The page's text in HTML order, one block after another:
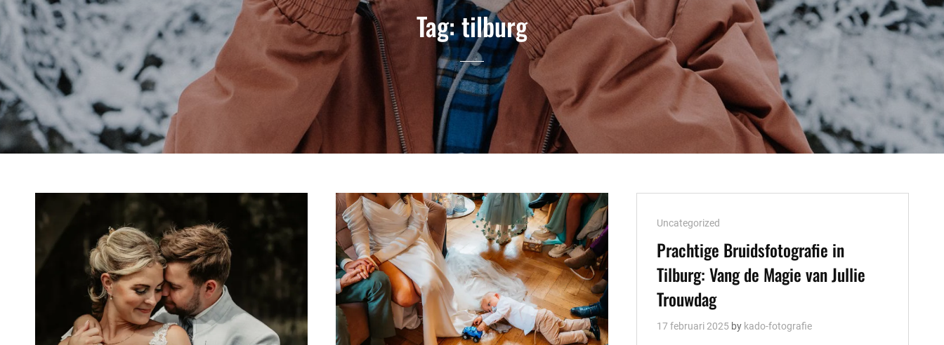
Tag:tilburg
Cat
Links
Uncategorized
Prachtige Bruidsfotografie in
Tilburg: Vang de Magie van Jullie
Trouwdag
17 februari 2025 by kado-fotografie